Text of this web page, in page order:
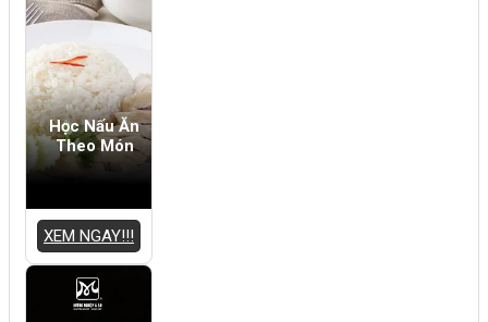
Học Nấu Ăn
Theo Món
XEM NGAY!!!